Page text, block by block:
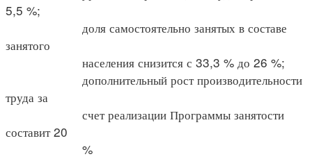
5,5 %;
доля самостоятельно занятых в составе
занятого
населения снизится с 33,3 % до 26 %;
дополнительный рост производительности
труда за
счет реализации Программы занятости
составит 20
%